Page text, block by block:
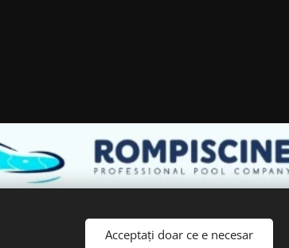
Acceptați doar ce e necesar